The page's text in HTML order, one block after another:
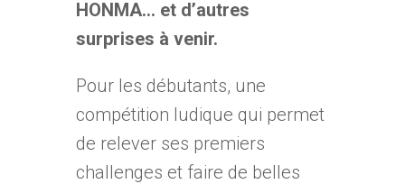
HONMA… et d’autres
surprises à venir.
Pour les débutants, une
compétition ludique qui permet
de relever ses premiers
challenges et faire de belles